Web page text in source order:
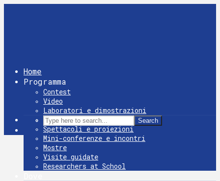
Home
Programma
Contest
Video
Laboratori e dimostrazioni
Giochi
Spettacoli e proiezioni
Mini-conferenze e incontri
Mostre
Visite guidate
Researchers at School
Search